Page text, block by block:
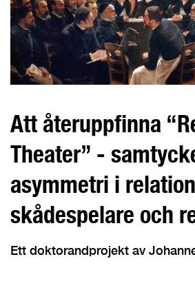
Att återuppfinna
Theater” -
asymmetri i
skådespelare och
Ett doktorandprojekt av